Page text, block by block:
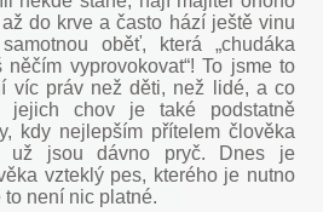
do krve a často hází ještě vinu
oběť, která „chudáka
vyprovokovat“! To jsme to
víc práv než děti, než lidé, a co
chov je také podstatně
kdy nejlepším přítelem člověka
už jsou dávno pryč. Dnes je
vzteklý pes, kterého je nutno
není nic platné.